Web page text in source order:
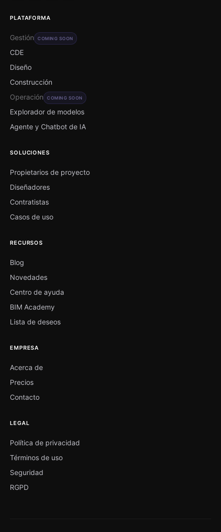
PLATAFORMA
Gestión COMING SOON
CDE
Diseño
Construcción
Operación
COMING SOON
Explorador de modelos
Agente y Chatbot de IA
SOLUCIONES
Propietarios de proyecto
Diseñadores
Contratistas
Casos de uso
RECURSOS
Blog
Novedades
Centro de ayuda
BIM Academy
Lista de deseos
EMPRESA
Acerca de
Precios
Contacto
LEGAL
Política de privacidad
Términos de uso
Seguridad
RGPD